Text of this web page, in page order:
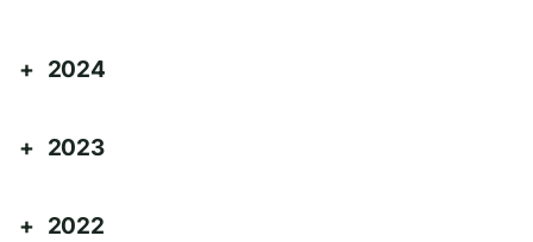
2024
2023
2022